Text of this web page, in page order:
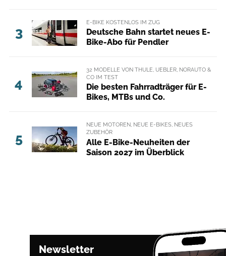
3
E-BIKE KOSTENLOS IM ZUG
Deutsche Bahn startet neues E-
Bike-Abo für Pendler
4
32 MODELLE VON THULE, UEBLER, NORAUTO &
CO IM TEST
Die besten Fahrradträger für E-
Bikes, MTBs und Co.
5
NEUE MOTOREN, NEUE E-BIKES, NEUES
ZUBEHÖR
Alle E-Bike-Neuheiten der
Saison 2027 im Überblick
Newsletter